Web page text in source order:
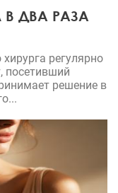
В ДВА РАЗА
регулярно
посетивший
решение в